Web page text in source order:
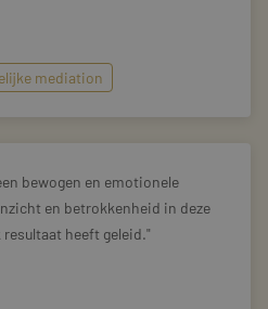
mediation
bewogen en emotionele
en betrokkenheid in deze
heeft geleid.